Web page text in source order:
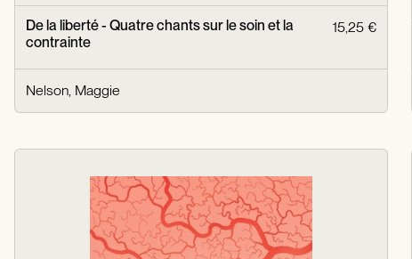
De la liberté - Quatre chants sur le soin et la
contrainte
15,25 €
Nelson, Maggie